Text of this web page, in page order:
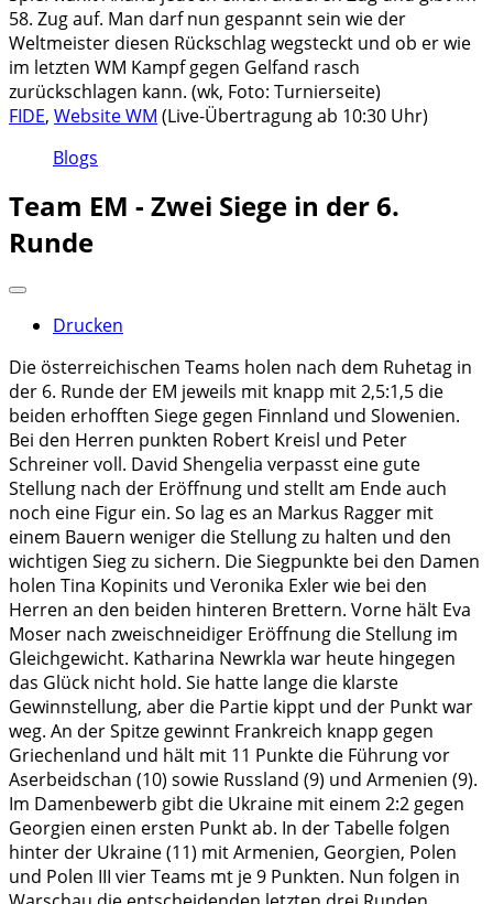
58. Zug auf. Man darf nun gespannt sein wie der
Weltmeister diesen Rückschlag wegsteckt und ob er wie
im letzten WM Kampf gegen Gelfand rasch
zurückschlagen kann. (wk, Foto: Turnierseite)
FIDE, Website WM (Live-Übertragung ab 10:30 Uhr)
Blogs
Team EM - Zwei Siege in der 6.
Runde
Drucken
Die österreichischen Teams holen nach dem Ruhetag in
der 6. Runde der EM jeweils mit knapp mit 2,5:1,5 die
beiden erhofften Siege gegen Finnland und Slowenien.
Bei den Herren punkten Robert Kreisl und Peter
Schreiner voll. David Shengelia verpasst eine gute
Stellung nach der Eröffnung und stellt am Ende auch
noch eine Figur ein. So lag es an Markus Ragger mit
einem Bauern weniger die Stellung zu halten und den
wichtigen Sieg zu sichern. Die Siegpunkte bei den Damen
holen Tina Kopinits und Veronika Exler wie bei den
Herren an den beiden hinteren Brettern. Vorne hält Eva
Moser nach zweischneidiger Eröffnung die Stellung im
Gleichgewicht. Katharina Newrkla war heute hingegen
das Glück nicht hold. Sie hatte lange die klarste
Gewinnstellung, aber die Partie kippt und der Punkt war
weg. An der Spitze gewinnt Frankreich knapp gegen
Griechenland und hält mit 11 Punkte die Führung vor
Aserbeidschan (10) sowie Russland (9) und Armenien (9).
Im Damenbewerb gibt die Ukraine mit einem 2:2 gegen
Georgien einen ersten Punkt ab. In der Tabelle folgen
hinter der Ukraine (11) mit Armenien, Georgien, Polen
und Polen III vier Teams mt je 9 Punkten. Nun folgen in